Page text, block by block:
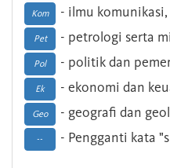
Kom - ilmu
Pet - petrologi serta
Pol - politik dan
Ek - ekonomi dan
Geo - geografi dan
-- - Pengganti kata